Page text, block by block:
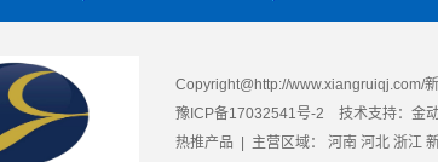
Copyright@http://www.xiangruiqj.com/
豫ICP备17032541号-2 技术支持： 金
热推产品 | 主营区域： 河南 河北 浙江